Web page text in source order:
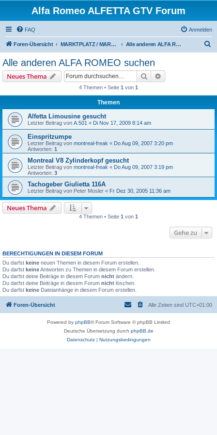
Alfa Romeo ALFETTA GTV Forum
FAQ Anmelden
Foren-Übersicht MARKTPLATZ / MARKETPLACE Alle anderen ALFA ROMEO suchen
Alle anderen ALFA ROMEO suchen
Neues Thema Suche
4 Themen • Seite 1 von 1
Themen
Alfetta Limousine gesucht
Letzter Beitrag von A.501 « Di Nov 17, 2009 8:14 am
Einspritzumpe
Letzter Beitrag von montreal-freak « Do Aug 09, 2007 3:20 pm
Antworten: 1
Montreal V8 Zylinderkopf gesucht
Letzter Beitrag von montreal-freak « Do Aug 09, 2007 3:19 pm
Antworten: 3
Tachogeber Giulietta 116A
Letzter Beitrag von Peter Mosler « Fr Dez 30, 2005 11:36 am
Neues Thema
4 Themen • Seite 1 von 1
Gehe zu
BERECHTIGUNGEN IN DIESEM FORUM
Du darfst keine neuen Themen in diesem Forum erstellen.
Du darfst keineAntworten zu Themen in diesem Forum erstellen.
Du darfst deine Beiträge in diesem Forum nicht ändern.
Du darfst deine Beiträge in diesem Forum nicht löschen.
Du darfst keine Dateianhänge in diesem Forum erstellen.
Foren-Übersicht Alle Zeiten sind UTC+01:00
Powered by phpBB® Forum Software © phpBB Limited
Deutsche Übersetzung durch phpBB.de
Datenschutz| Nutzungsbedingungen